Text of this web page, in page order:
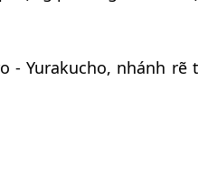
- Yurakucho, nhánh rẽ